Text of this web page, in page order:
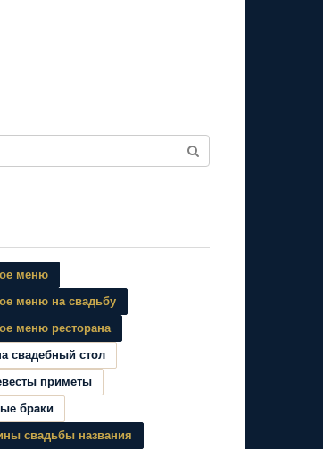
меню
меню на свадьбу
меню ресторана
свадебный стол
приметы
браки
свадьбы названия